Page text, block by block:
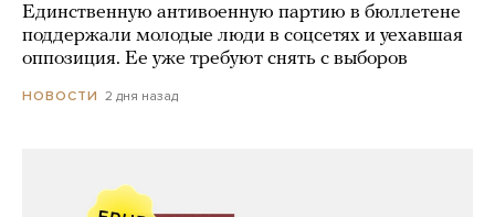
Единственную антивоенную партию в бюллетене
поддержали молодые люди в соцсетях и уехавшая
оппозиция. Ее уже требуют снять с выборов
НОВОСТИ 2 дня назад